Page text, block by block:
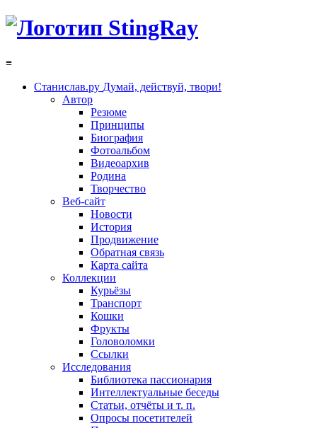
≡
Станислав.ру Думай, действуй, твори!
Автор
Резюме
Принципы
Биография
Фотоальбом
Видеоархив
Родина
Творчество
Веб-сайт
Новости
История
Продвижение
Обратная связь
Карта сайта
Коллекции
Курьёзы
Транспорт
Кошки
Фрукты
Головоломки
Ссылки
Исследования
Библиотека пассионария
Интеллектуальные беседы
Статьи, отчёты и т. п.
Опросы посетителей